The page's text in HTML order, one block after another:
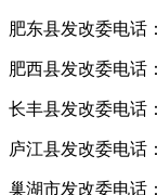
肥东县发改委电话
肥西县发改委电话
长丰县发改委电话
庐江县发改委电话
巢湖市发改委电话